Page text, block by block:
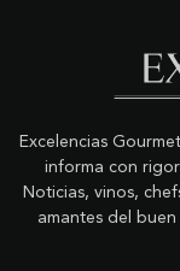
Excelencias
informa con
Noticias, vinos,
amantes del